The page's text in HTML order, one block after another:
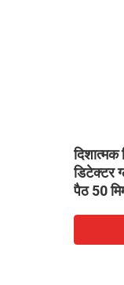
दिशात्मक
डिटेक्टर
पैठ 50